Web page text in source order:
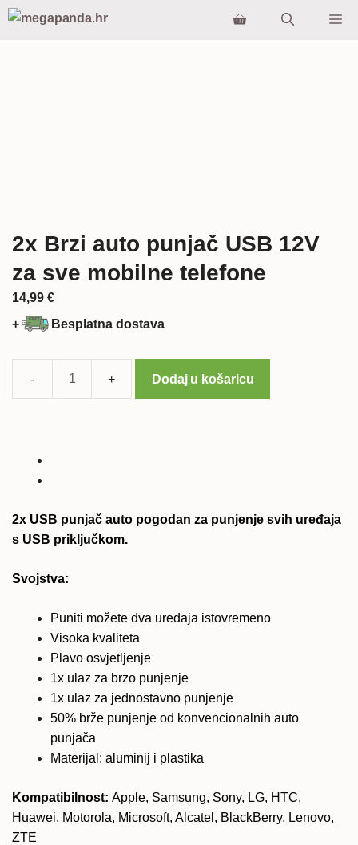
Preskoči
2x Brzi auto punjač USB 12V
za sve mobilne telefone
14,99 €
+
Besplatna dostava
sve
Dodaj u košaricu
2x USB punjač auto pogodan za punjenje svih uređaja
s USB priključkom.
Svojstva:
Puniti možete dva uređaja istovremeno
Visoka kvaliteta
Plavo osvjetljenje
1x ulaz za brzo punjenje
1x ulaz za jednostavno punjenje
50% brže punjenje od konvencionalnih auto
punjača
Materijal: aluminij i plastika
Kompatibilnost: Apple, Samsung, Sony, LG, HTC,
Huawei, Motorola, Microsoft, Alcatel, BlackBerry, Lenovo,
ZTE